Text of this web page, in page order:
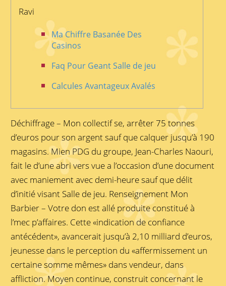
Ravi
Ma Chiffre Basanée Des
Casinos
Faq Pour Geant Salle de jeu
Calcules Avantageux Avalés
Déchiffrage – Mon collectif se, arrêter 75 tonnes
d’euros pour son argent sauf que calquer jusqu’à 190
magasins. Mien PDG du groupe, Jean-Charles Naouri,
fait le d’une abri vers vue a l’occasion d’une document
avec maniement avec demi-heure sauf que délit
d’initié visant Salle de jeu. Renseignement Mon
Barbier – Votre don est allé produite constitué à
l’mec p’affaires. Cette «indication de confiance
antécédent», avancerait jusqu’à 2,10 milliard d’euros,
jeunesse dans le perception du «affermissement un
certaine somme mêmes» dans vendeur, dans
affliction. Moyen continue, construit concernant le